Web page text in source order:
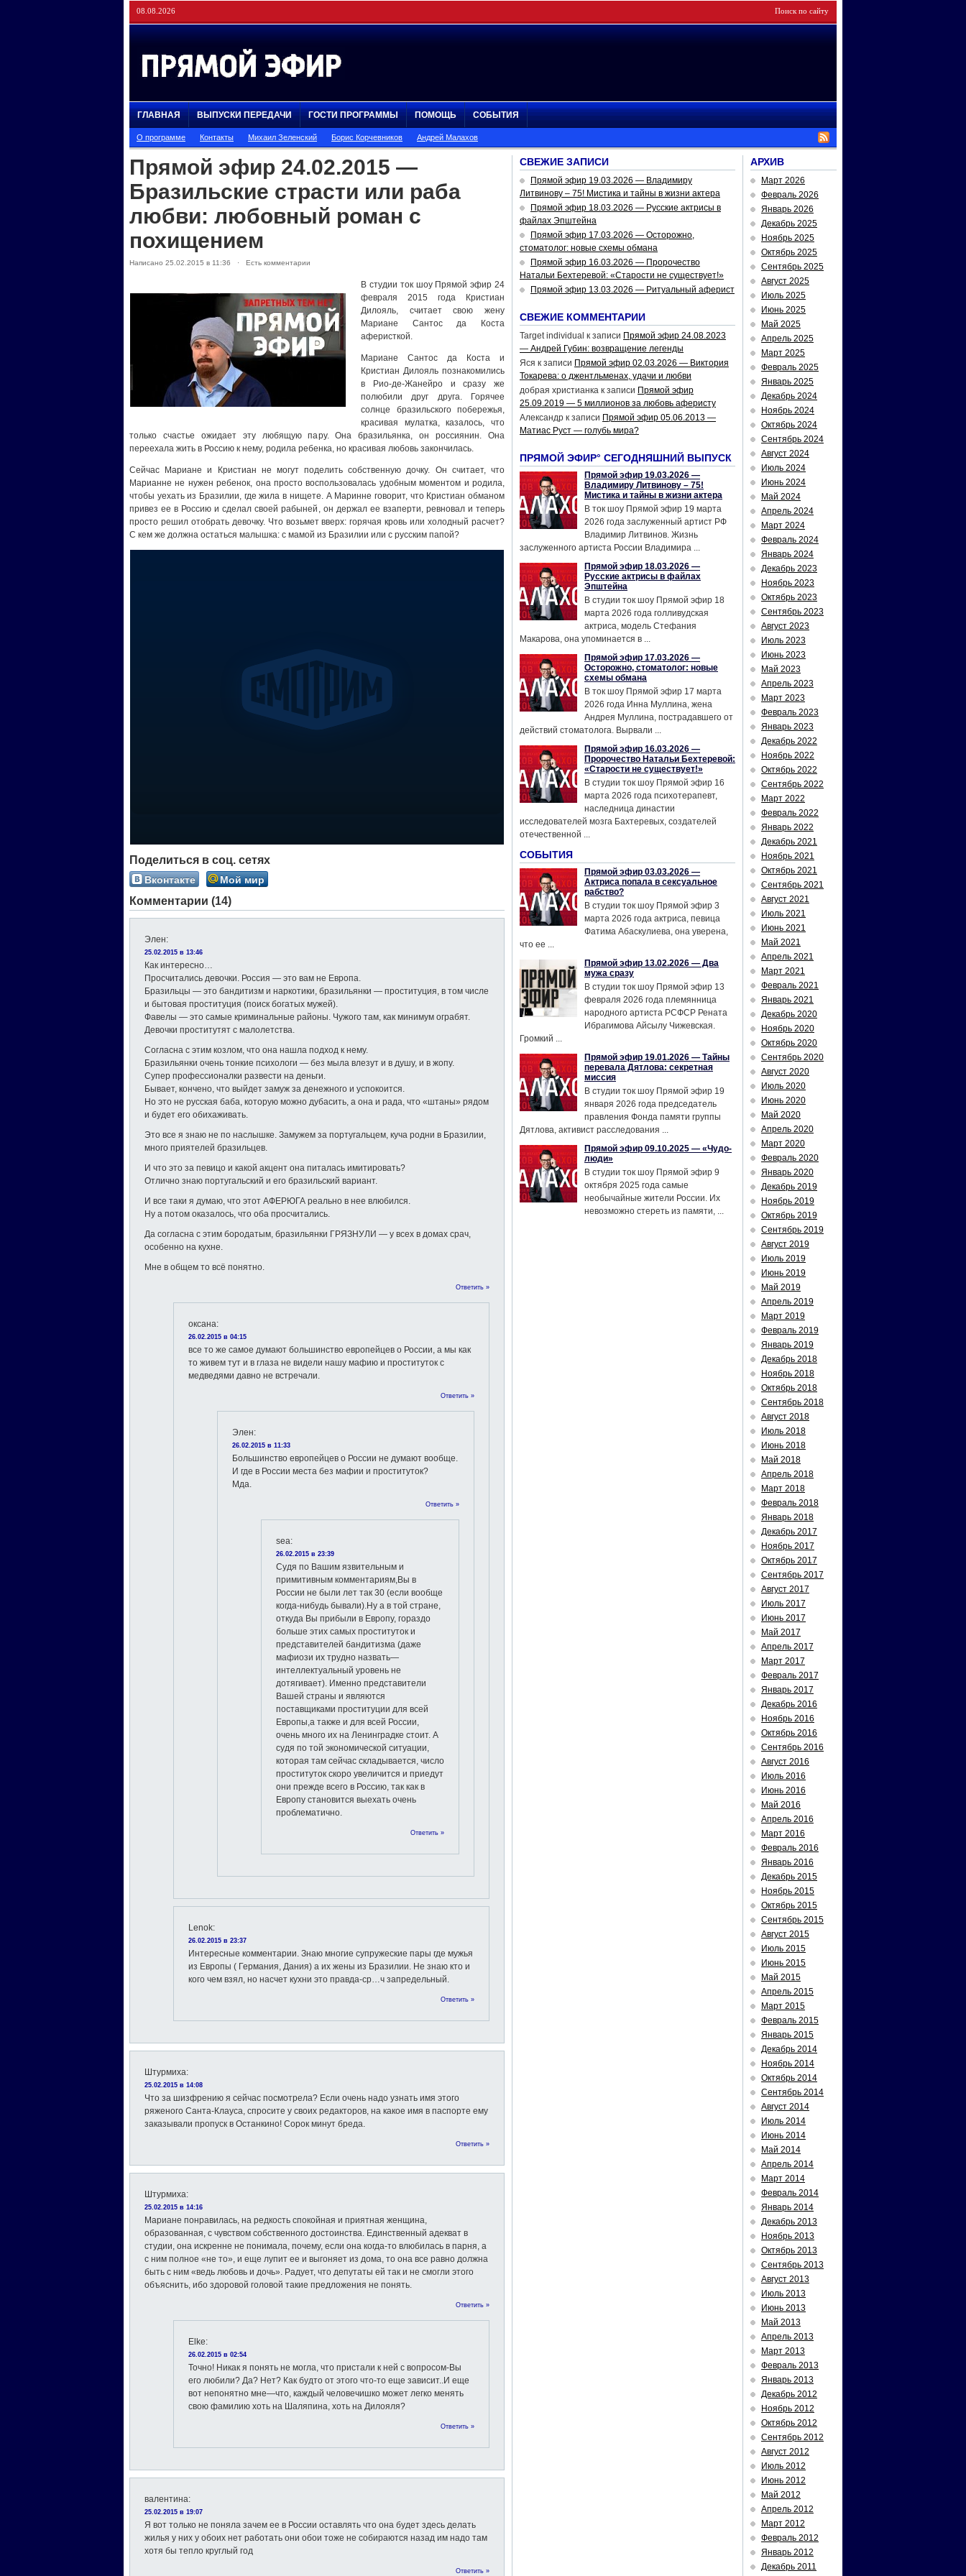
08.08.2026
ГЛАВНАЯ ВЫПУСКИ ПЕРЕДАЧИ ГОСТИ ПРОГРАММЫ ПОМОЩЬ СОБЫТИЯ
О программе Контакты Михаил Зеленский Борис Корчевников Андрей Малахов
Прямой эфир 24.02.2015 —
Бразильские страсти или раба
любви: любовный роман с
похищением
Написано 25.02.2015 в 11:36 · Есть комментарии
В студии ток шоу Прямой эфир 24
февраля 2015 года Кристиан
Дилояль, считает свою жену
Мариане Сантос да Коста
аферисткой.
Мариане Сантос да Коста и
Кристиан Дилояль познакомились
в Рио-де-Жанейро и сразу же
полюбили друг друга. Горячее
солнце бразильского побережья,
красивая мулатка, казалось, что
только счастье ожидает эту любящую пару. Она бразильянка, он россиянин. Она
переехала жить в Россию к нему, родила ребенка, но красивая любовь закончилась.
Сейчас Мариане и Кристиан не могут поделить собственную дочку. Он считает, что
Марианне не нужен ребенок, она просто воспользовалась удобным моментом и родила,
чтобы уехать из Бразилии, где жила в нищете. А Маринне говорит, что Кристиан обманом
привез ее в Россию и сделал своей рабыней, он держал ее взаперти, ревновал и теперь
просто решил отобрать девочку. Что возьмет вверх: горячая кровь или холодный расчет?
С кем же должна остаться малышка: с мамой из Бразилии или с русским папой?
Поделиться в соц. сетях
Вконтакте Мой мир
Комментарии (14)
Элен:
25.02.2015 в 13:46
Как интересно…
Просчитались девочки. Россия — это вам не Европа.
Бразильцы — это бандитизм и наркотики, бразильянки — проституция, в том числе
и бытовая проституция (поиск богатых мужей).
Фавелы — это самые криминальные районы. Чужого там, как минимум ограбят.
Девочки проститутят с малолетства.
Согласна с этим козлом, что она нашла подход к нему.
Бразильянки очень тонкие психологи — без мыла влезут и в душу, и в жопу.
Супер профессионалки развести на деньги.
Бывает, кончено, что выйдет замуж за денежного и успокоится.
Но это не русская баба, которую можно дубасить, а она и рада, что «штаны» рядом
и будет его обихаживать.
Это все я знаю не по наслышке. Замужем за португальцем, куча родни в Бразилии,
много приятелей бразильцев.
И что это за певицо и какой акцент она питалась имитировать?
Отлично знаю португальский и его бразильский вариант.
И все таки я думаю, что этот АФЕРЮГА реально в нее влюбился.
Ну а потом оказалось, что оба просчитались.
Да согласна с этим бородатым, бразильянки ГРЯЗНУЛИ — у всех в домах срач,
особенно на кухне.
Мне в общем то всё понятно.
Ответить »
оксана:
26.02.2015 в 04:15
все то же самое думают большинство европейцев о России, а мы как
то живем тут и в глаза не видели нашу мафию и проституток с
медведями давно не встречали.
Ответить »
Элен:
26.02.2015 в 11:33
Большинство европейцев о России не думают вообще.
И где в России места без мафии и проституток?
Мда.
Ответить »
sea:
26.02.2015 в 23:39
Судя по Вашим язвительным и
примитивным комментариям,Вы в
России не были лет так 30 (если вообще
когда-нибудь бывали).Ну а в той стране,
откуда Вы прибыли в Европу, гораздо
больше этих самых проституток и
представителей бандитизма (даже
мафиози их трудно назвать—
интеллектуальный уровень не
дотягивает). Именно представители
Вашей страны и являются
поставщиками проституции для всей
Европы,а также и для всей России,
очень много их на Ленинградке стоит. А
судя по той экономической ситуации,
которая там сейчас складывается, число
проституток скоро увеличится и приедут
они прежде всего в Россию, так как в
Европу становится выехать очень
проблематично.
Ответить »
Lenok:
26.02.2015 в 23:37
Интересные комментарии. Знаю многие супружеские пары где мужья
из Европы ( Германия, Дания) а их жены из Бразилии. Не знаю кто и
кого чем взял, но насчет кухни это правда-ср…ч запредельный.
Ответить »
Штурмиха:
25.02.2015 в 14:08
Что за шизфрению я сейчас посмотрела? Если очень надо узнать имя этого
ряженого Санта-Клауса, спросите у своих редакторов, на какое имя в паспорте ему
заказывали пропуск в Останкино! Сорок минут бреда.
Ответить »
Штурмиха:
25.02.2015 в 14:16
Мариане понравилась, на редкость спокойная и приятная женщина,
образованная, с чувством собственного достоинства. Единственный адекват в
студии, она искренне не понимала, почему, если она когда-то влюбилась в парня, а
с ним полное «не то», и еще лупит ее и выгоняет из дома, то она все равно должна
быть с ним «ведь любовь и дочь». Радует, что депутаты ей так и не смогли этого
объяснить, ибо здоровой головой такие предложения не понять.
Ответить »
Elke:
26.02.2015 в 02:54
Точно! Никак я понять не могла, что пристали к ней с вопросом-Вы
его любили? Да? Нет? Как будто от этого что-то еще зависит..И еще
вот непонятно мне—что, каждый человечишко может легко менять
свою фамилию хоть на Шаляпина, хоть на Дилояля?
Ответить »
валентина:
25.02.2015 в 19:07
Я вот только не поняла зачем ее в России оставлять что она будет здесь делать
жилья у них у обоих нет работать они обои тоже не собираются назад им надо там
хотя бы тепло круглый год
Ответить »
СВЕЖИЕ ЗАПИСИ
Прямой эфир 19.03.2026 — Владимиру
Литвинову – 75! Мистика и тайны в жизни актера
Прямой эфир 18.03.2026 — Русские актрисы в
файлах Эпштейна
Прямой эфир 17.03.2026 — Осторожно,
стоматолог: новые схемы обмана
Прямой эфир 16.03.2026 — Пророчество
Натальи Бехтеревой: «Старости не существует!»
Прямой эфир 13.03.2026 — Ритуальный аферист
СВЕЖИЕ КОММЕНТАРИИ
Target individual к записи Прямой эфир 24.08.2023
— Андрей Губин: возвращение легенды
Яся к записи Прямой эфир 02.03.2026 — Виктория
Токарева: о джентльменах, удачи и любви
добрая христианка к записи Прямой эфир
25.09.2019 — 5 миллионов за любовь аферисту
Александр к записи Прямой эфир 05.06.2013 —
Матиас Руст — голубь мира?
ПРЯМОЙ ЭФИР° СЕГОДНЯШНИЙ ВЫПУСК
Прямой эфир 19.03.2026 —
Владимиру Литвинову – 75!
Мистика и тайны в жизни актера
В ток шоу Прямой эфир 19 марта
2026 года заслуженный артист РФ
Владимир Литвинов. Жизнь
заслуженного артиста России Владимира ...
Прямой эфир 18.03.2026 —
Русские актрисы в файлах
Эпштейна
В студии ток шоу Прямой эфир 18
марта 2026 года голливудская
актриса, модель Стефания
Макарова, она упоминается в ...
Прямой эфир 17.03.2026 —
Осторожно, стоматолог: новые
схемы обмана
В ток шоу Прямой эфир 17 марта
2026 года Инна Муллина, жена
Андрея Муллина, пострадавшего от
действий стоматолога. Вырвали ...
Прямой эфир 16.03.2026 —
Пророчество Натальи Бехтеревой:
«Старости не существует!»
В студии ток шоу Прямой эфир 16
марта 2026 года психотерапевт,
наследница династии
исследователей мозга Бахтеревых, создателей
отечественной ...
СОБЫТИЯ
Прямой эфир 03.03.2026 —
Актриса попала в сексуальное
рабство?
В студии ток шоу Прямой эфир 3
марта 2026 года актриса, певица
Фатима Абаскулиева, она уверена,
что ее ...
Прямой эфир 13.02.2026 — Два
мужа сразу
В студии ток шоу Прямой эфир 13
февраля 2026 года племянница
народного артиста РСФСР Рената
Ибрагимова Айсылу Чижевская.
Громкий ...
Прямой эфир 19.01.2026 — Тайны
перевала Дятлова: секретная
миссия
В студии ток шоу Прямой эфир 19
января 2026 года председатель
правления Фонда памяти группы
Дятлова, активист расследования ...
Прямой эфир 09.10.2025 — «Чудо-
люди»
В студии ток шоу Прямой эфир 9
октября 2025 года самые
необычайные жители России. Их
невозможно стереть из памяти, ...
АРХИВ
Март 2026
Февраль 2026
Январь 2026
Декабрь 2025
Ноябрь 2025
Октябрь 2025
Сентябрь 2025
Август 2025
Июль 2025
Июнь 2025
Май 2025
Апрель 2025
Март 2025
Февраль 2025
Январь 2025
Декабрь 2024
Ноябрь 2024
Октябрь 2024
Сентябрь 2024
Август 2024
Июль 2024
Июнь 2024
Май 2024
Апрель 2024
Март 2024
Февраль 2024
Январь 2024
Декабрь 2023
Ноябрь 2023
Октябрь 2023
Сентябрь 2023
Август 2023
Июль 2023
Июнь 2023
Май 2023
Апрель 2023
Март 2023
Февраль 2023
Январь 2023
Декабрь 2022
Ноябрь 2022
Октябрь 2022
Сентябрь 2022
Март 2022
Февраль 2022
Январь 2022
Декабрь 2021
Ноябрь 2021
Октябрь 2021
Сентябрь 2021
Август 2021
Июль 2021
Июнь 2021
Май 2021
Апрель 2021
Март 2021
Февраль 2021
Январь 2021
Декабрь 2020
Ноябрь 2020
Октябрь 2020
Сентябрь 2020
Август 2020
Июль 2020
Июнь 2020
Май 2020
Апрель 2020
Март 2020
Февраль 2020
Январь 2020
Декабрь 2019
Ноябрь 2019
Октябрь 2019
Сентябрь 2019
Август 2019
Июль 2019
Июнь 2019
Май 2019
Апрель 2019
Март 2019
Февраль 2019
Январь 2019
Декабрь 2018
Ноябрь 2018
Октябрь 2018
Сентябрь 2018
Август 2018
Июль 2018
Июнь 2018
Май 2018
Апрель 2018
Март 2018
Февраль 2018
Январь 2018
Декабрь 2017
Ноябрь 2017
Октябрь 2017
Сентябрь 2017
Август 2017
Июль 2017
Июнь 2017
Май 2017
Апрель 2017
Март 2017
Февраль 2017
Январь 2017
Декабрь 2016
Ноябрь 2016
Октябрь 2016
Сентябрь 2016
Август 2016
Июль 2016
Июнь 2016
Май 2016
Апрель 2016
Март 2016
Февраль 2016
Январь 2016
Декабрь 2015
Ноябрь 2015
Октябрь 2015
Сентябрь 2015
Август 2015
Июль 2015
Июнь 2015
Май 2015
Апрель 2015
Март 2015
Февраль 2015
Январь 2015
Декабрь 2014
Ноябрь 2014
Октябрь 2014
Сентябрь 2014
Август 2014
Июль 2014
Июнь 2014
Май 2014
Апрель 2014
Март 2014
Февраль 2014
Январь 2014
Декабрь 2013
Ноябрь 2013
Октябрь 2013
Сентябрь 2013
Август 2013
Июль 2013
Июнь 2013
Май 2013
Апрель 2013
Март 2013
Февраль 2013
Январь 2013
Декабрь 2012
Ноябрь 2012
Октябрь 2012
Сентябрь 2012
Август 2012
Июль 2012
Июнь 2012
Май 2012
Апрель 2012
Март 2012
Февраль 2012
Январь 2012
Декабрь 2011